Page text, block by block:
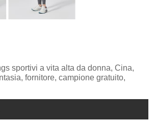
sportivi a vita alta da donna, Cina,
fornitore, campione gratuito,